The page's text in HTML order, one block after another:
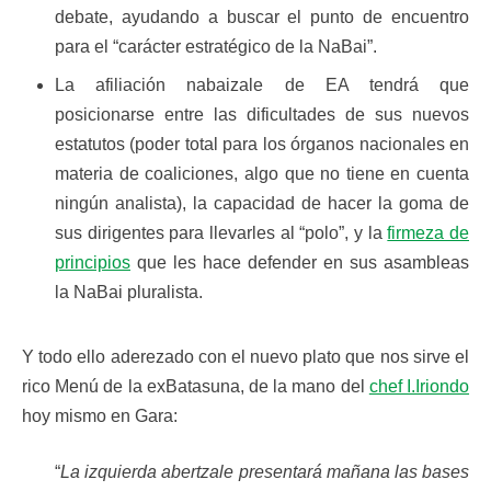
debate, ayudando a buscar el punto de encuentro
para el “carácter estratégico de la NaBai”.
La afiliación nabaizale de EA tendrá que
posicionarse entre las dificultades de sus nuevos
estatutos (poder total para los órganos nacionales en
materia de coaliciones, algo que no tiene en cuenta
ningún analista), la capacidad de hacer la goma de
sus dirigentes para llevarles al “polo”, y lafirmeza de
principios que les hace defender en sus asambleas
la NaBai pluralista.
Y todo ello aderezado con el nuevo plato que nos sirve el
rico Menú de la exBatasuna, de la mano del chef I.Iriondo
hoy mismo en Gara:
“La izquierda abertzale presentará mañana las bases